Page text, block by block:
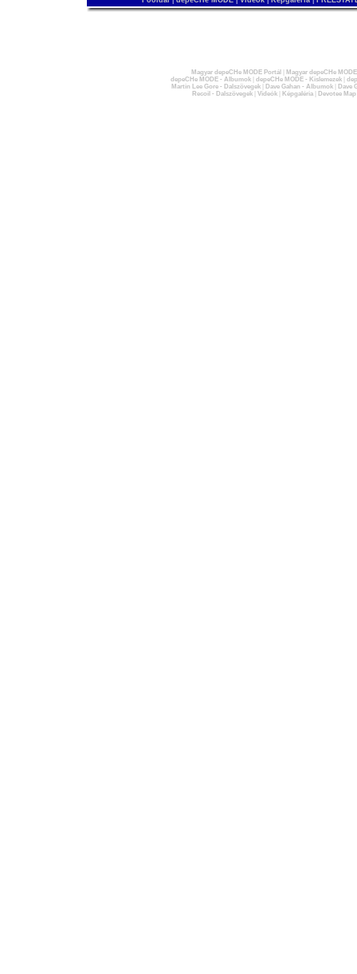
Magyar depeCHe MODE Portál
Magyar depeCHe
depeCHe MODE - Albumok| depeCHe MODE - Kislemezek|
Martin Lee Gore - Dalszövegek| Dave Gahan - Albumok|
Dave
Recoil - Dalszövegek| Videók| Képgaléria| Devotee Map